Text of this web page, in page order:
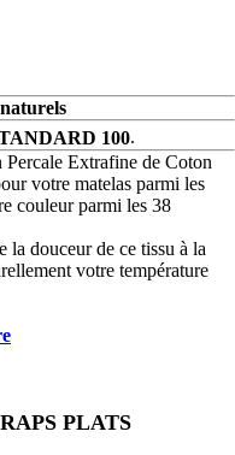
100.
Percale Extrafine de Coton
votre matelas parmi les
couleur parmi les 38
la douceur de ce tissu à la
votre température
PLATS